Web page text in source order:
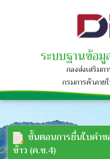
ระบบฐานข้อมู
กองส่งเสริมก
กรมการค้าภา
ขั้นตอนการยื่นใบคำข
ข้าว (ค.ข.4)